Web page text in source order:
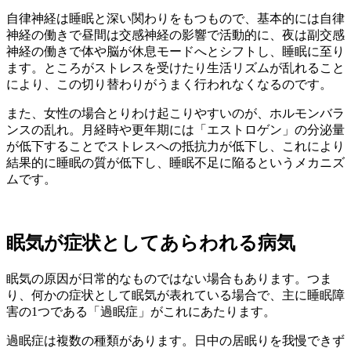
自律神経は睡眠と深い関わりをもつもので、基本的には自律
神経の働きで昼間は交感神経の影響で活動的に、夜は副交感
神経の働きで体や脳が休息モードへとシフトし、睡眠に至り
ます。ところがストレスを受けたり生活リズムが乱れること
により、この切り替わりがうまく行われなくなるのです。
また、女性の場合とりわけ起こりやすいのが、ホルモンバラ
ンスの乱れ。月経時や更年期には「エストロゲン」の分泌量
が低下することでストレスへの抵抗力が低下し、これにより
結果的に睡眠の質が低下し、睡眠不足に陥るというメカニズ
ムです。
眠気が症状としてあらわれる病気
眠気の原因が日常的なものではない場合もあります。つま
り、何かの症状として眠気が表れている場合で、主に睡眠障
害の1つである「過眠症」がこれにあたります。
過眠症は複数の種類があります。日中の居眠りを我慢できず